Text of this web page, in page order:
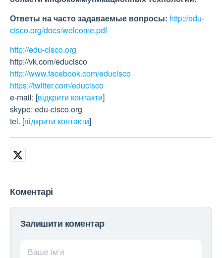
Ответы на часто задаваемые вопросы: http://edu-
cisco.org/docs/welcome.pdf
http://edu-cisco.org
http://vk.com/educisco
http://www.facebook.com/educisco
https://twitter.com/educisco
e-mail: [відкрити контакти]
skype: edu-cisco.org
tel. [відкрити контакти]
Коментарі
Залишити коментар
Ваше ім’я